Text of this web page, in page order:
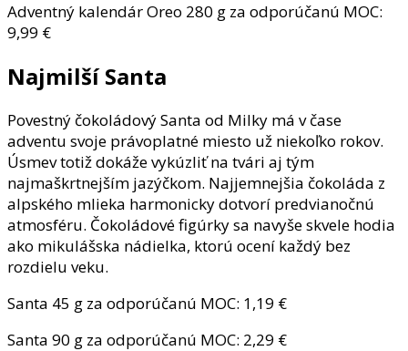
Adventný kalendár Oreo 280 g za odporúčanú MOC:
9,99 €
Najmilší Santa
Povestný čokoládový Santa od Milky má v čase
adventu svoje právoplatné miesto už niekoľko rokov.
Úsmev totiž dokáže vykúzliť na tvári aj tým
najmaškrtnejším jazýčkom. Najjemnejšia čokoláda z
alpského mlieka harmonicky dotvorí predvianočnú
atmosféru. Čokoládové figúrky sa navyše skvele hodia
ako mikulášska nádielka, ktorú ocení každý bez
rozdielu veku.
Santa 45 g za odporúčanú MOC: 1,19 €
Santa 90 g za odporúčanú MOC: 2,29 €